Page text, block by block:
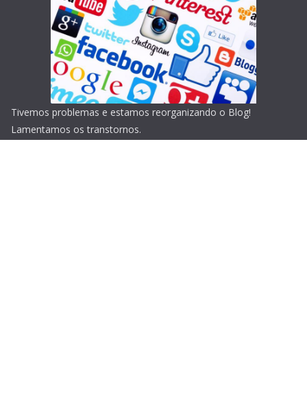
Tivemos problemas e estamos reorganizando o Blog!
Lamentamos os transtornos.